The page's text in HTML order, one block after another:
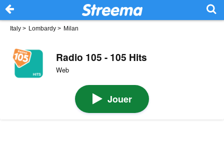
Italy > Lombardy > Milan
Radio 105 - 105 Hits
Web
Jouer